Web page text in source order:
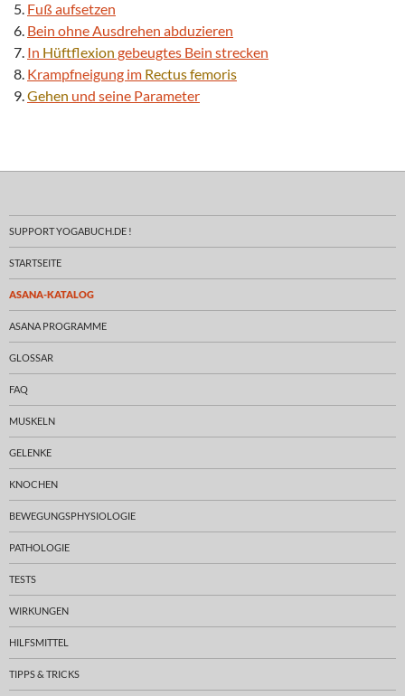
Fuß aufsetzen
Bein ohne Ausdrehen abduzieren
In Hüftflexion gebeugtes Bein strecken
Krampfneigung im Rectus femoris
Gehen und seine Parameter
SUPPORT YOGABUCH.DE !
STARTSEITE
ASANA-KATALOG
ASANA PROGRAMME
GLOSSAR
FAQ
MUSKELN
GELENKE
KNOCHEN
BEWEGUNGSPHYSIOLOGIE
PATHOLOGIE
TESTS
WIRKUNGEN
HILFSMITTEL
TIPPS & TRICKS